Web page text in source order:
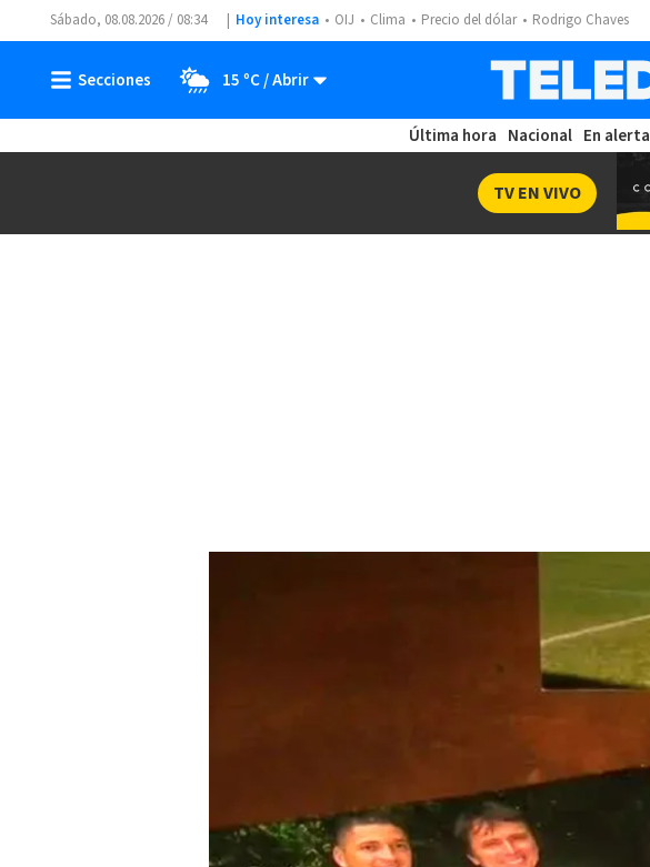
Sábado, 08.08.2026 / 08:34 Hoy interesa OIJ Clima Precio del dólar Rodrigo Chaves
15 ºC
Última hora Nacional En alerta
TV EN VIVO